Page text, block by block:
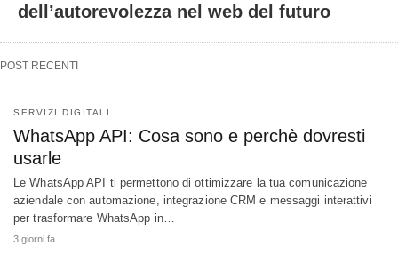
dell’autorevolezza nel web del futuro
POST RECENTI
SERVIZI DIGITALI
WhatsApp API: Cosa sono e perchè dovresti
usarle
Le WhatsApp API ti permettono di ottimizzare la tua comunicazione
aziendale con automazione, integrazione CRM e messaggi interattivi
per trasformare WhatsApp in…
3 giorni fa